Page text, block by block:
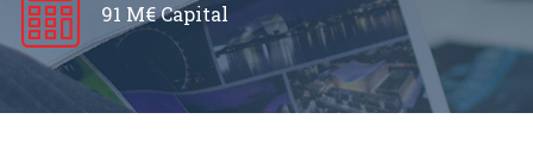
91 M€ Capital